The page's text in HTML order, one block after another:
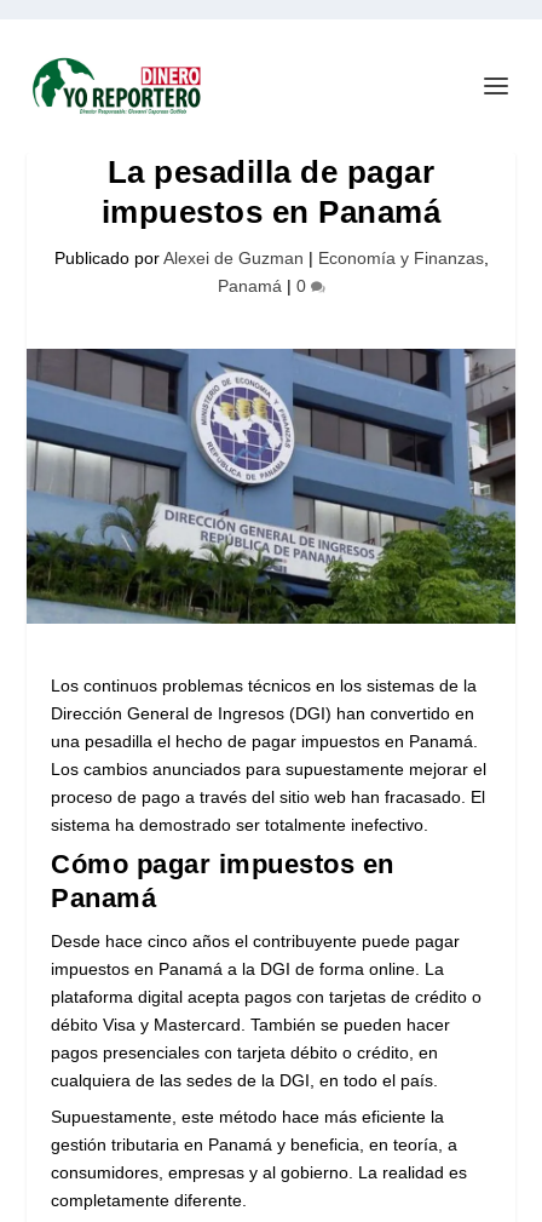
La pesadilla de pagar
impuestos en Panamá
Publicado porAlexei de Guzman | Economía y Finanzas,
Panamá | 0
Los continuos problemas técnicos en los sistemas de la
Dirección General de Ingresos (DGI) han convertido en
una pesadilla el hecho de pagar impuestos en Panamá.
Los cambios anunciados para supuestamente mejorar el
proceso de pago a través del sitio web han fracasado. El
sistema ha demostrado ser totalmente inefectivo.
Cómo pagar impuestos en
Panamá
Desde hace cinco años el contribuyente puede pagar
impuestos en Panamá a la DGI de forma online. La
plataforma digital acepta pagos con tarjetas de crédito o
débito Visa y Mastercard. También se pueden hacer
pagos presenciales con tarjeta débito o crédito, en
cualquiera de las sedes de la DGI, en todo el país.
Supuestamente, este método hace más eficiente la
gestión tributaria en Panamá y beneficia, en teoría, a
consumidores, empresas y al gobierno. La realidad es
completamente diferente.